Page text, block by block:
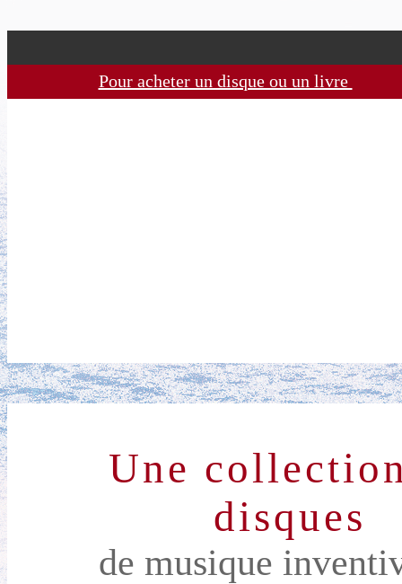
Pour acheter un disque ou un livre
Une
disques
de musique